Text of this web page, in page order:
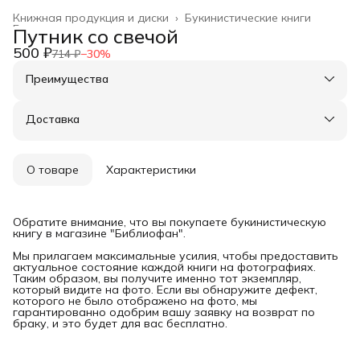
Букинистические книги
Книжная продукция и диски ›
Главная
Путник со свечой
500 ₽714 ₽−30%
Преимущества
Оплата частями в Сплит
Удобный возврат
Доставка
О товаре Характеристики
Обратите внимание, что вы покупаете букинистическую
книгу в магазине "Библиофан".
Мы прилагаем максимальные усилия, чтобы предоставить
актуальное состояние каждой книги на фотографиях.
Таким образом, вы получите именно тот экземпляр,
который видите на фото. Если вы обнаружите дефект,
которого не было отображено на фото, мы
гарантированно одобрим вашу заявку на возврат по
браку, и это будет для вас бесплатно.